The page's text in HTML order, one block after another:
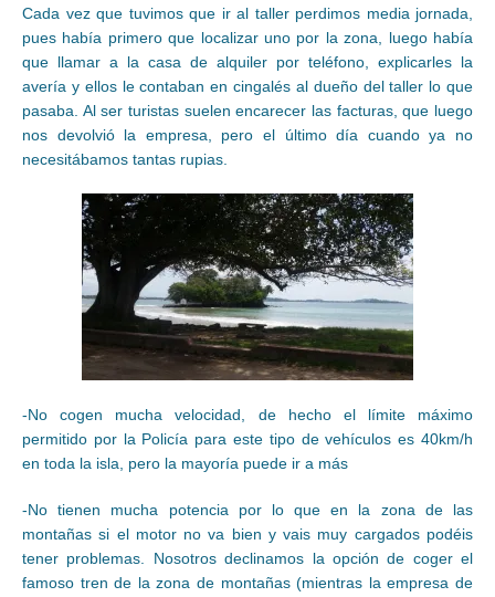
Cada vez que tuvimos que ir al taller perdimos media jornada,
pues había primero que localizar uno por la zona, luego había
que llamar a la casa de alquiler por teléfono, explicarles la
avería y ellos le contaban en cingalés al dueño del taller lo que
pasaba. Al ser turistas suelen encarecer las facturas, que luego
nos devolvió la empresa, pero el último día cuando ya no
necesitábamos tantas rupias.
-No cogen mucha velocidad, de hecho el límite máximo
permitido por la Policía para este tipo de vehículos es 40km/h
en toda la isla, pero la mayoría puede ir a más
-No tienen mucha potencia por lo que en la zona de las
montañas si el motor no va bien y vais muy cargados podéis
tener problemas. Nosotros declinamos la opción de coger el
famoso tren de la zona de montañas (mientras la empresa de